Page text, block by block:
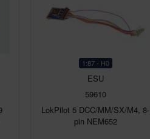
1:87 - H0
ESU
59610
LokPilot 5 DCC/MM/SX/M4, 8-
pin NEM652